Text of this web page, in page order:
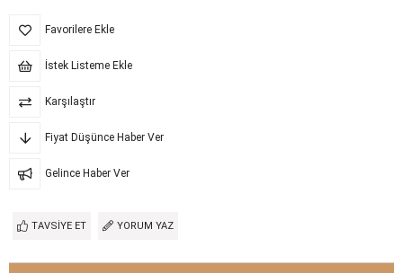
Favorilere Ekle
İstek Listeme Ekle
Karşılaştır
Fiyat Düşünce Haber Ver
Gelince Haber Ver
TAVSIYE ET YORUM YAZ